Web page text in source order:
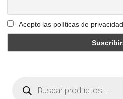
Acepto las políticas de privacidad